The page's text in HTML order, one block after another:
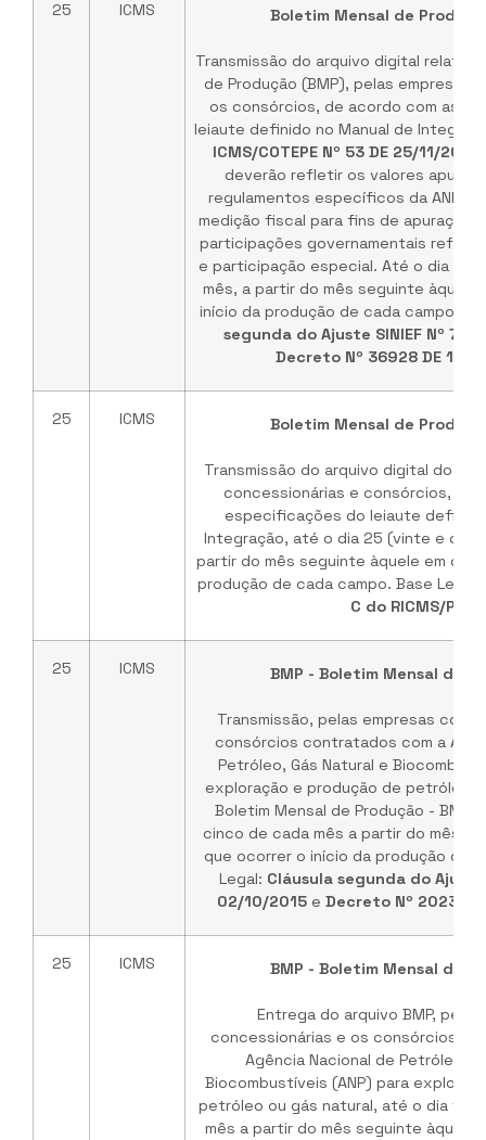
25 ICMS Boletim Mensal de
Transmissão do arquivo digital relativo
de Produção (BMP), pelas empresas
os consórcios, de acordo com as
leiaute definido no Manual de
ICMS/COTEPE Nº 53 DE 25/11/2015
deverão refletir os valores
regulamentos específicos da ANP,
medição fiscal para fins de apuração
participações governamentais
e participação especial. Até o dia
mês, a partir do mês seguinte àquele
início da produção de cada campo.
segunda do Ajuste SINIEF Nº 7
Decreto Nº 36928 DE 18/
25 ICMS Boletim Mensal de
Transmissão do arquivo digital do
concessionárias e consórcios, de
especificações do leiaute
Integração, até o dia 25 (vinte e
partir do mês seguinte àquele em que
produção de cada campo. Base Legal:
C do RICMS/PA
25 ICMS BMP - Boletim Mensal de
Transmissão, pelas empresas
consórcios contratados com a
Petróleo, Gás Natural e
exploração e produção de petróleo
Boletim Mensal de Produção - BMP,
cinco de cada mês a partir do mês
que ocorrer o início da produção de
Legal: Cláusula segunda do Ajuste
02/10/2015e Decreto Nº 20230-E
25 ICMS BMP - Boletim Mensal de
Entrega do arquivo BMP,
concessionárias e os consórcios
Agência Nacional de Petróleo,
Biocombustíveis (ANP) para
petróleo ou gás natural, até o dia
mês a partir do mês seguinte àquele